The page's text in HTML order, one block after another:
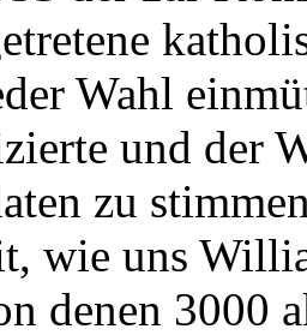
Wahl
und der
zu
wie uns
denen 3000